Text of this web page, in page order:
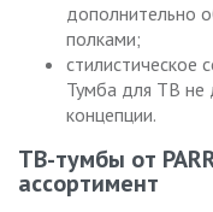
дополнительно
полками;
стилистическое
Тумба для ТВ не
концепции.
ТВ-тумбы от
ассортимент